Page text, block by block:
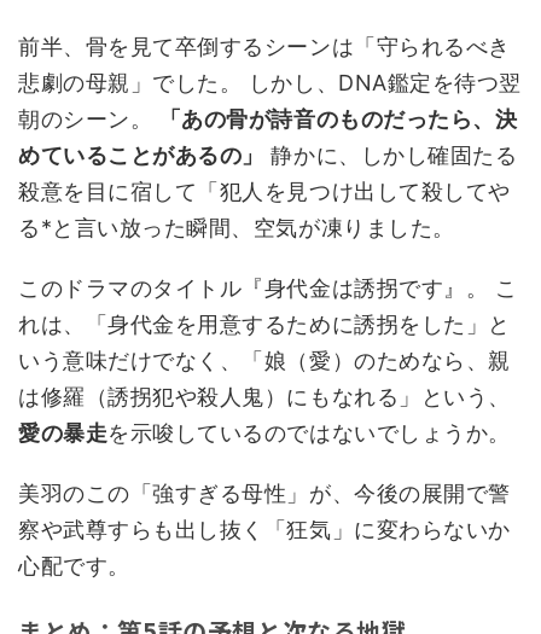
前半、骨を見て卒倒するシーンは「守られるべき
悲劇の母親」でした。 しかし、DNA鑑定を待つ翌
朝のシーン。
「あの骨が詩音のものだったら、決
めていることがあるの」
静かに、しかし確固たる
殺意を目に宿して「犯人を見つけ出して殺してや
る*と言い放った瞬間、空気が凍りました。
このドラマのタイトル『身代金は誘拐です』。 こ
れは、「身代金を用意するために誘拐をした」と
いう意味だけでなく、「娘（愛）のためなら、親
は修羅（誘拐犯や殺人鬼）にもなれる」という、
愛の暴走を示唆しているのではないでしょうか。
美羽のこの「強すぎる母性」が、今後の展開で警
察や武尊すらも出し抜く「狂気」に変わらないか
心配です。